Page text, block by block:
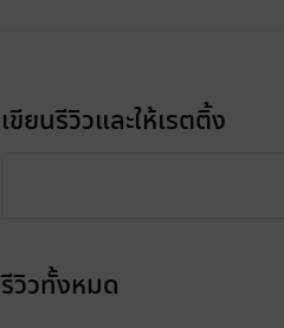
เขียนรีวิวและให้เรตติ้ง
รีวิวทั้งหมด